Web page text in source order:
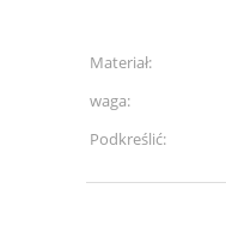
Materiał:
waga:
Podkreślić: